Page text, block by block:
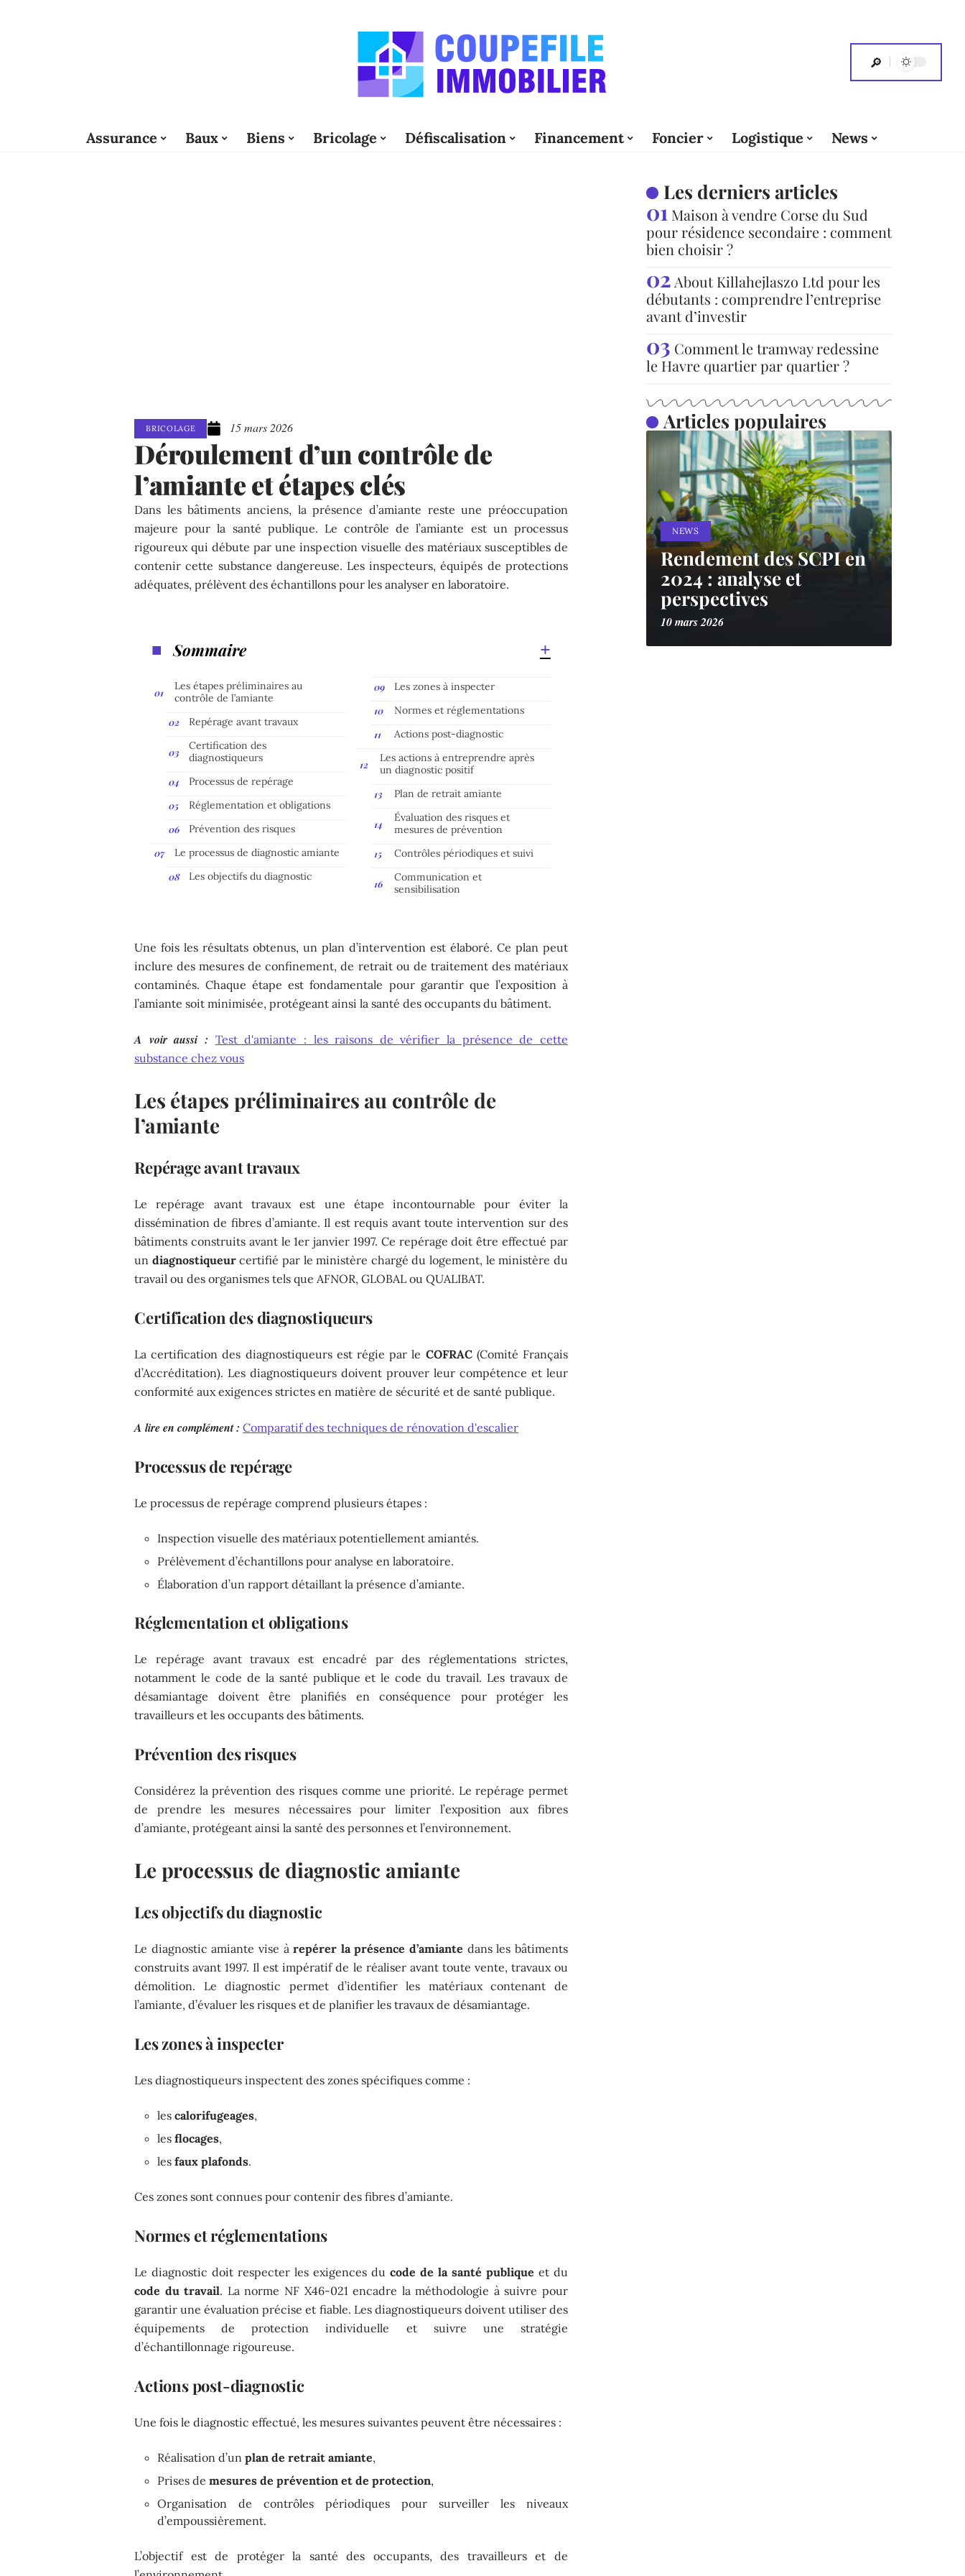
Assurance Baux Biens Bricolage Défiscalisation Financement Foncier Logistique News
BRICOLAGE 15 mars 2026
Déroulement d’un contrôle de
l’amiante et étapes clés
Dans les bâtiments anciens, la présence d’amiante reste une préoccupation
majeure pour la santé publique. Le contrôle de l’amiante est un processus
rigoureux qui débute par une inspection visuelle des matériaux susceptibles de
contenir cette substance dangereuse. Les inspecteurs, équipés de protections
adéquates, prélèvent des échantillons pour les analyser en laboratoire.
Sommaire
Les étapes préliminaires au
contrôle de l’amiante
Repérage avant travaux
Certification des
diagnostiqueurs
Processus de repérage
Réglementation et obligations
Prévention des risques
Le processus de diagnostic amiante
Les objectifs du diagnostic
Les zones à inspecter
Normes et réglementations
Actions post-diagnostic
Les actions à entreprendre après
un diagnostic positif
Plan de retrait amiante
Évaluation des risques et
mesures de prévention
Contrôles périodiques et suivi
Communication et
sensibilisation
Une fois les résultats obtenus, un plan d’intervention est élaboré. Ce plan peut
inclure des mesures de confinement, de retrait ou de traitement des matériaux
contaminés. Chaque étape est fondamentale pour garantir que l’exposition à
l’amiante soit minimisée, protégeant ainsi la santé des occupants du bâtiment.
A voir aussi : Test d'amiante : les raisons de vérifier la présence de cette
substance chez vous
Les étapes préliminaires au contrôle de
l’amiante
Repérage avant travaux
Le repérage avant travaux est une étape incontournable pour éviter la
dissémination de fibres d’amiante. Il est requis avant toute intervention sur des
bâtiments construits avant le 1er janvier 1997. Ce repérage doit être effectué par
un diagnostiqueurcertifié par le ministère chargé du logement, le ministère du
travail ou des organismes tels que AFNOR, GLOBAL ou QUALIBAT.
Certification des diagnostiqueurs
La certification des diagnostiqueurs est régie par le COFRAC(Comité Français
d’Accréditation). Les diagnostiqueurs doivent prouver leur compétence et leur
conformité aux exigences strictes en matière de sécurité et de santé publique.
A lire en complément : Comparatif des techniques de rénovation d'escalier
Processus de repérage
Le processus de repérage comprend plusieurs étapes :
Inspection visuelle des matériaux potentiellement amiantés.
Prélèvement d’échantillons pour analyse en laboratoire.
Élaboration d’un rapport détaillant la présence d’amiante.
Réglementation et obligations
Le repérage avant travaux est encadré par des réglementations strictes,
notamment le code de la santé publique et le code du travail. Les travaux de
désamiantage doivent être planifiés en conséquence pour protéger les
travailleurs et les occupants des bâtiments.
Prévention des risques
Considérez la prévention des risques comme une priorité. Le repérage permet
de prendre les mesures nécessaires pour limiter l’exposition aux fibres
d’amiante, protégeant ainsi la santé des personnes et l’environnement.
Le processus de diagnostic amiante
Les objectifs du diagnostic
Le diagnostic amiante vise àrepérer la présence d’amiante dans les bâtiments
construits avant 1997. Il est impératif de le réaliser avant toute vente, travaux ou
démolition. Le diagnostic permet d’identifier les matériaux contenant de
l’amiante, d’évaluer les risques et de planifier les travaux de désamiantage.
Les zones à inspecter
Les diagnostiqueurs inspectent des zones spécifiques comme :
lescalorifugeages,
lesflocages,
lesfaux plafonds.
Ces zones sont connues pour contenir des fibres d’amiante.
Normes et réglementations
Le diagnostic doit respecter les exigences du code de la santé publique et du
code du travail. La norme NF X46-021 encadre la méthodologie à suivre pour
garantir une évaluation précise et fiable. Les diagnostiqueurs doivent utiliser des
équipements de protection individuelle et suivre une stratégie
d’échantillonnage rigoureuse.
Actions post-diagnostic
Une fois le diagnostic effectué, les mesures suivantes peuvent être nécessaires :
Réalisation d’unplan de retrait amiante,
Prises demesures de prévention et de protection,
Organisation de contrôles périodiques pour surveiller les niveaux
d’empoussièrement.
L’objectif est de protéger la santé des occupants, des travailleurs et de
Les derniers articles
Maison à vendre Corse du Sud
pour résidence secondaire : comment
bien choisir ?
About Killahejlaszo Ltd pour les
débutants : comprendre l’entreprise
avant d’investir
Comment le tramway redessine
le Havre quartier par quartier ?
Articles populaires
NEWS
Rendement des SCPI en
2024 : analyse et
perspectives
10 mars 2026